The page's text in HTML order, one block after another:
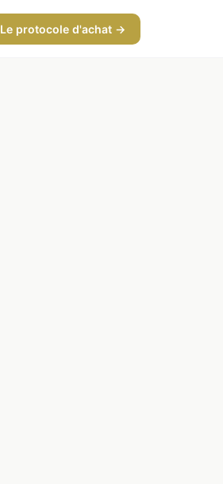
Le protocole d'achat →